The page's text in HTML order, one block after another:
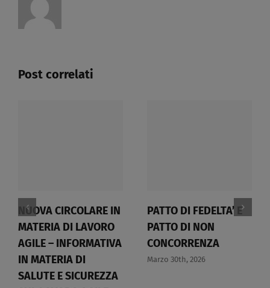
Post correlati
NUOVA CIRCOLARE IN
MATERIA DI LAVORO
AGILE – INFORMATIVA
IN MATERIA DI
SALUTE E SICUREZZA
PATTO DI FEDELTA’ E
PATTO DI NON
CONCORRENZA​
Marzo 30th, 2026